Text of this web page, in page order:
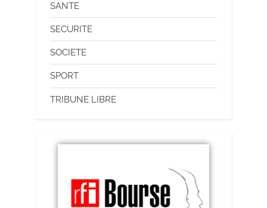
SANTE
SECURITE
SOCIETE
SPORT
TRIBUNE LIBRE